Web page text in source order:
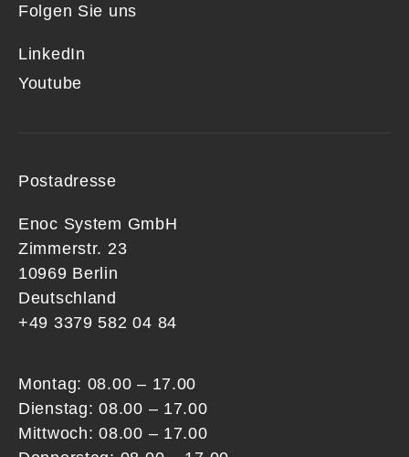
Folgen Sie uns
LinkedIn
Youtube
Postadresse
Enoc System GmbH
Zimmerstr. 23
10969 Berlin
Deutschland
+49 3379 582 04 84
Montag: 08.00 – 17.00
Dienstag: 08.00 – 17.00
Mittwoch: 08.00 – 17.00